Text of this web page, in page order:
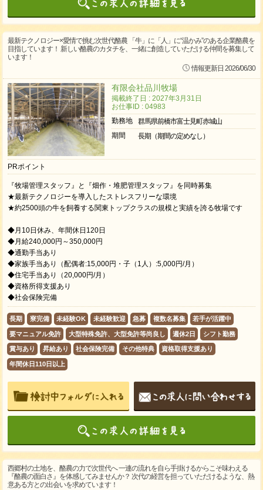
最新テクノロジー×愛情で挑む次世代酪農 「牛」に「人」に“温かみ”のある企業酪農を
目指しています！ 新しい酪農のカタチを、一緒に創造していただける仲間を募集して
います！
情報更新日 2026/06/30
有限会社品川牧場
掲載終了日 : 2027年3月31日
お仕事ID : 04983
勤務地
群馬県前橋市富士見町赤城山
期間
長期（期間の定めなし）
PRポイント
『牧場管理スタッフ』と『畑作・堆肥管理スタッフ』を同時募集
★最新テクノロジーを導入したストレスフリーな環境
★約2500頭の牛を飼養する関東トップクラスの規模と実績を誇る牧場です
◆月10日休み、年間休日120日
◆月給240,000円～350,000円
◆通勤手当あり
◆家族手当あり（配偶者:15,000円・子（1人）:5,000円/月）
◆住宅手当あり（20,000円/月）
◆資格所得支援あり
◆社会保険完備
長期 寮完備 未経験OK 未経験歓迎 急募 複数名募集 若手が活躍中
要マニュアル免許 大型特殊免許、大型免許等尚良し 週休2日 シフト勤務
賞与あり 昇給あり 社会保険完備 その他特典 資格取得支援あり
年間休日110日以上
西郷村の土地を、酪農の力で次世代へ 一連の流れを自ら手掛けるからこそ味わえる
『酪農の面白さ』を体感してみませんか？ 次代の経営を担っていただけるような、熱
意ある方との出会いを求めています！